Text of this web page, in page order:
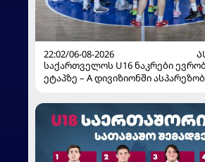
22:02/06-08-2026
საქართველოს U16 ნაკრები
ეტაპზე – A დივიზიონში